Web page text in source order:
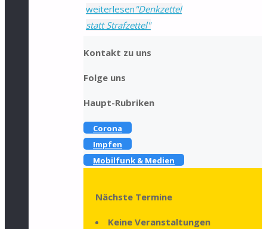
weiterlesen "Denkzettel
statt Strafzettel"
Kontakt zu uns
Folge uns
Haupt-Rubriken
Corona
Impfen
Mobilfunk & Medien
Nächste Termine
Keine Veranstaltungen